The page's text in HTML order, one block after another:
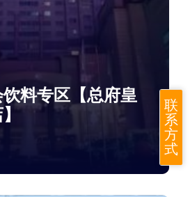
料专区【总府皇
联
系
方
式